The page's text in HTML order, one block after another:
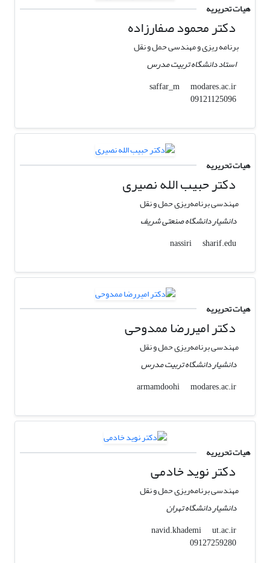
هیات تحریریه
دکتر محمود صفارزاده
برنامه ریزی و مهندسی حمل و نقل
استاد دانشگاه تربیت مدرس
saffar_m
modares.ac.ir
09121125096
هیات تحریریه
دکتر حبیب الله نصیری
مهندسی برنامه‌ریزی حمل و نقل
دانشیار دانشگاه صنعتی شریف
nassiri
sharif.edu
هیات تحریریه
دکتر امیررضا ممدوحی
مهندسی برنامه‌ریزی حمل و نقل
دانشیار دانشگاه تربیت مدرس
armamdoohi
modares.ac.ir
هیات تحریریه
دکتر نوید خادمی
مهندسی برنامه‌ریزی حمل و نقل
دانشیار دانشگاه تهران
navid.khademi
ut.ac.ir
09127259280